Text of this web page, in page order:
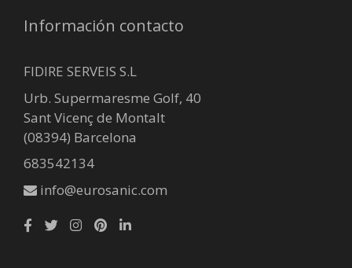
Información contacto
FIDIRE SERVEIS S.L
Urb. Supermaresme Golf, 40
Sant Vicenç de Montalt
(08394) Barcelona
683542134
info@eurosanic.com